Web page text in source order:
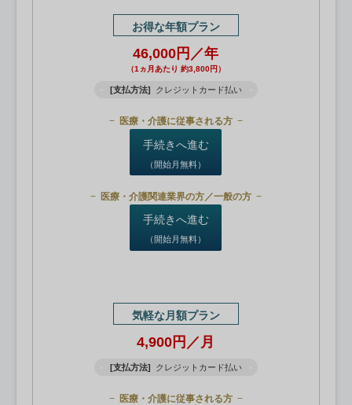
お得な年額プラン
46,000円／年
（1ヵ月あたり 約3,800円）
[支払方法] クレジットカード払い
医療・介護に従事される方
手続きへ進む
（開始月無料）
医療・介護関連業界の方／一般の方
手続きへ進む
（開始月無料）
気軽な月額プラン
4,900円／月
[支払方法] クレジットカード払い
医療・介護に従事される方